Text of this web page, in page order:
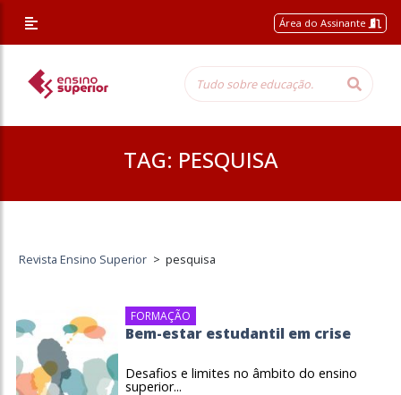
Área do Assinante
TAG: PESQUISA
Revista Ensino Superior > pesquisa
FORMAÇÃO
Bem-estar estudantil em crise
Desafios e limites no âmbito do ensino
superior...